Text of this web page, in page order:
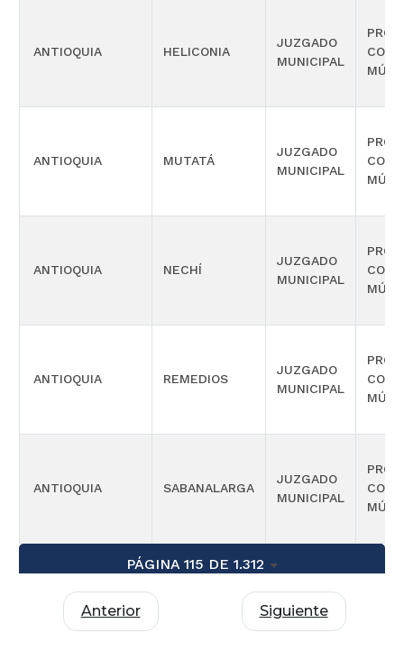
ANTIOQUIA HELICONIA
JUZGADO
MUNICIPAL
ANTIOQUIA MUTATÁ
JUZGADO
MUNICIPAL
ANTIOQUIA NECHÍ
JUZGADO
MUNICIPAL
ANTIOQUIA REMEDIOS
JUZGADO
MUNICIPAL
ANTIOQUIA SABANALARGA
JUZGADO
MUNICIPAL
PÁGINA 115 DE 1.312
Anterior Siguiente